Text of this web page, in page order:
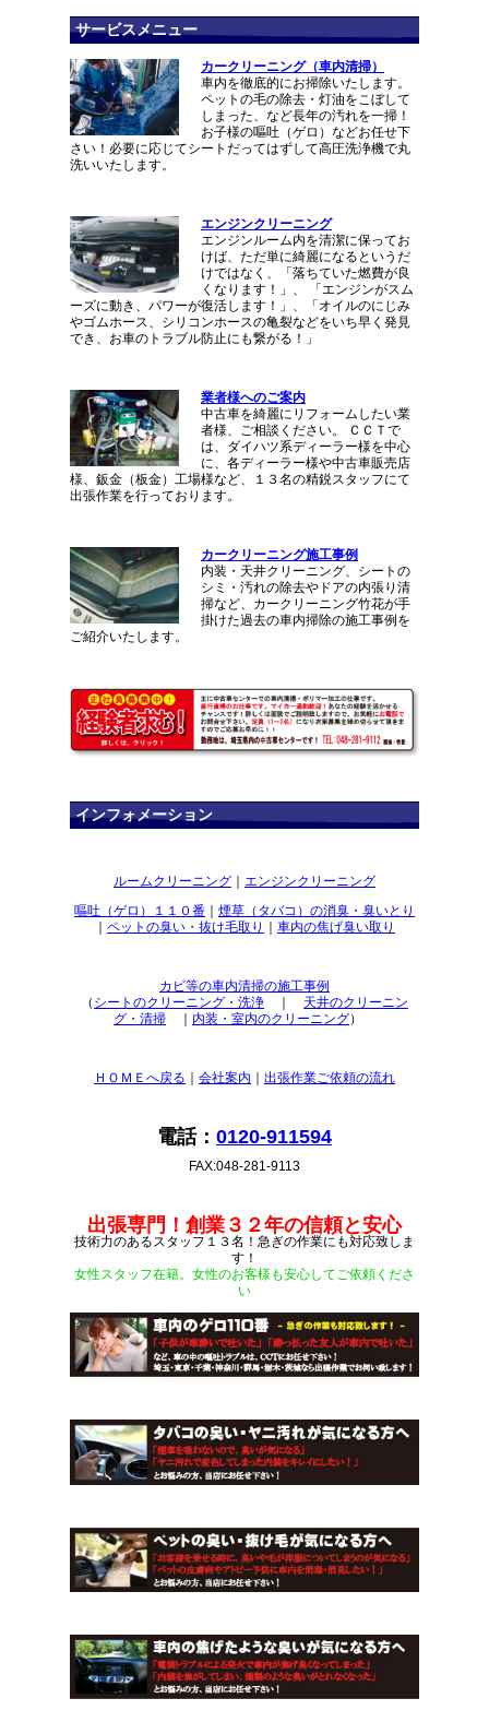
サービスメニュー
カークリーニング（車内清掃）
車内を徹底的にお掃除いたします。
ペットの毛の除去・灯油をこぼして
しまった、など長年の汚れを一掃！
お子様の嘔吐（ゲロ）などお任せ下
さい！必要に応じてシートだってはずして高圧洗浄機で丸
洗いいたします。
エンジンクリーニング
エンジンルーム内を清潔に保ってお
けば、ただ単に綺麗になるというだ
けではなく、「落ちていた燃費が良
くなります！」、 「エンジンがスム
ーズに動き、パワーが復活します！」、「オイルのにじみ
やゴムホース、シリコンホースの亀裂などをいち早く発見
でき、お車のトラブル防止にも繋がる！」
業者様へのご案内
中古車を綺麗にリフォームしたい業
者様、ご相談ください。 ＣＣＴで
は、ダイハツ系ディーラー様を中心
に、各ディーラー様や中古車販売店
様、鈑金（板金）工場様など、１３名の精鋭スタッフにて
出張作業を行っております。
カークリーニング施工事例
内装・天井クリーニング、シートの
シミ・汚れの除去やドアの内張り清
掃など、カークリーニング竹花が手
掛けた過去の車内掃除の施工事例を
ご紹介いたします。
インフォメーション
ルームクリーニング ｜ エンジンクリーニング
嘔吐（ゲロ）１１０番 ｜ 煙草（タバコ）の消臭・臭いとり
｜ ペットの臭い・抜け毛取り ｜ 車内の焦げ臭い取り
カビ等の車内清掃の施工事例
（ シートのクリーニング・洗浄 ｜ 天井のクリーニン
グ・清掃 ｜ 内装・室内のクリーニング）
ＨＯＭＥへ戻る ｜ 会社案内 ｜ 出張作業ご依頼の流れ
電話： 0120-911594
FAX:048-281-9113
出張専門！創業３２年の信頼と安心
技術力のあるスタッフ１３名！急ぎの作業にも対応致しま
す！
女性スタッフ在籍。女性のお客様も安心してご依頼くださ
い